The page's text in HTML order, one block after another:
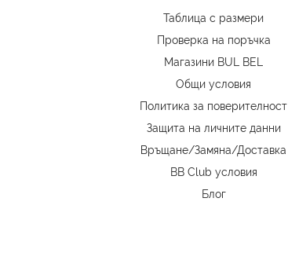
Таблица с размери
Проверка на поръчка
Магазини BUL BEL
Oбщи условия
Политика за поверителност
Защита на личните данни
Връщане/Замяна/Доставка
BB Club условия
Блог